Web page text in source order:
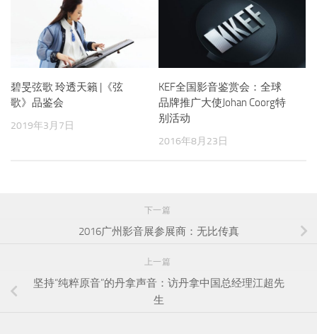
碧旻弦歌 玲透天籟 |《弦
歌》品鉴会
2019年3月7日
KEF全国影音鉴赏会：全球
品牌推广大使Johan Coorg特
别活动
2016年8月23日
下一篇
2016广州影音展参展商：无比传真
上一篇
坚持“纯粹原音”的丹拿声音：访丹拿中国总经理江超先
生